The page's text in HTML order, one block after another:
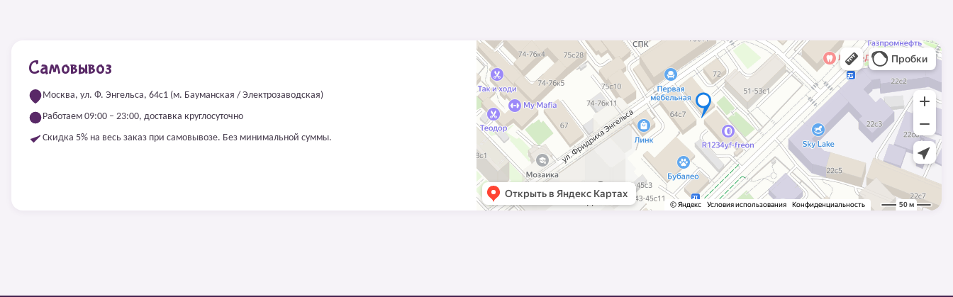
Самовывоз
Москва, ул. Ф. Энгельса, 64с1 (м. Бауманская / Электрозаводская)
Работаем 09:00 – 23:00, доставка круглосуточно
Скидка 5% на весь заказ при самовывозе. Без минимальной суммы.